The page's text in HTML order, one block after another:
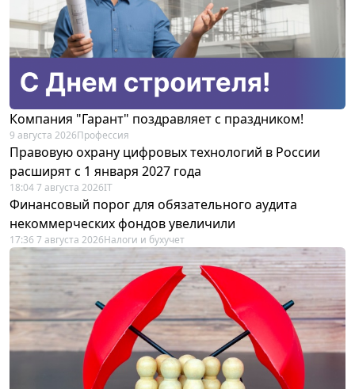
Компания "Гарант" поздравляет с праздником!
9 августа 2026Профессия
Правовую охрану цифровых технологий в России
расширят с 1 января 2027 года
18:04 7 августа 2026IT
Финансовый порог для обязательного аудита
некоммерческих фондов увеличили
17:36 7 августа 2026Налоги и бухучет